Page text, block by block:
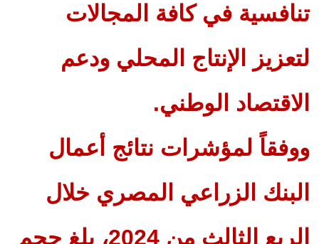
تنافسية في كافة المجالات
لتعزيز الإنتاج المحلي ودعم
الاقتصاد الوطني.
ووفقاً لمؤشرات نتائج أعمال
البنك الزراعي المصري خلال
الربع الثالث من 2024، بلغ حجم